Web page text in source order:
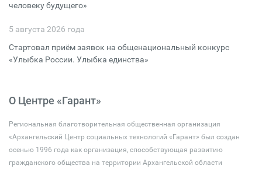
человеку будущего»
5 августа 2026 года
Стартовал приём заявок на общенациональный конкурс
«Улыбка России. Улыбка единства»
О Центре «Гарант»
Региональная благотворительная общественная организация
«Архангельский Центр социальных технологий «Гарант» был создан
осенью 1996 года как организация, способствующая развитию
гражданского общества на территории Архангельской области